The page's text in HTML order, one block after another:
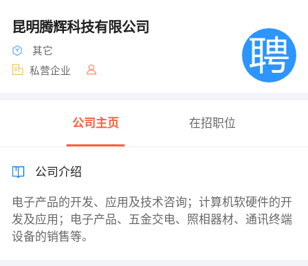
昆明腾辉科技有限公司
其它
私营企业
公司主页 在招职位
公司介绍
电子产品的开发、应用及技术咨询；计算机软硬件的开
发及应用；电子产品、五金交电、照相器材、通讯终端
设备的销售等。